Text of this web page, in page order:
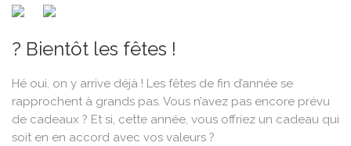
? Bientôt les fêtes !
Hé oui, on y arrive déjà ! Les fêtes de fin d’année se
rapprochent à grands pas. Vous n’avez pas encore prévu
de cadeaux ? Et si, cette année, vous offriez un cadeau qui
soit en en accord avec vos valeurs ?